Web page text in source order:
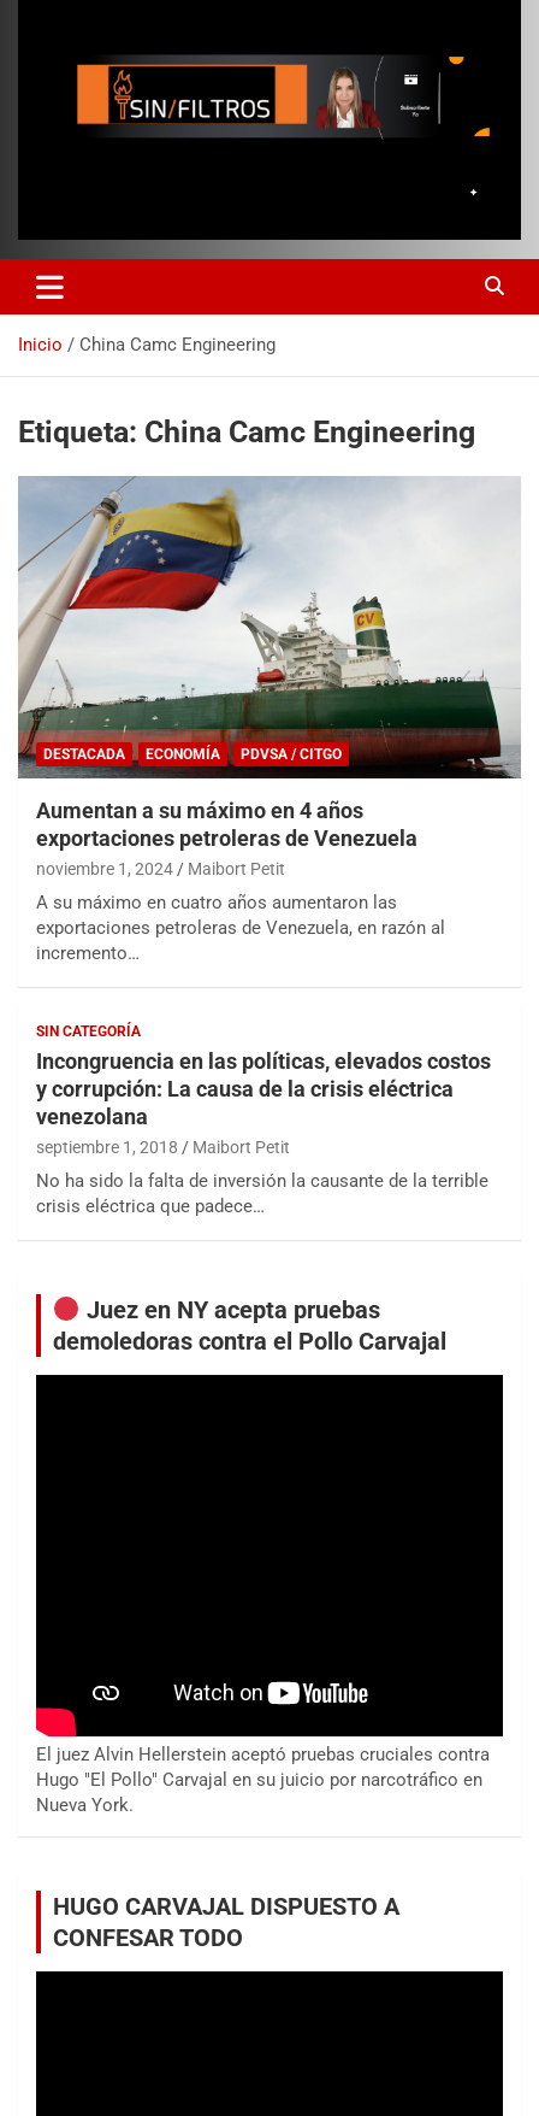
Inicio China Camc Engineering
Etiqueta: China Camc Engineering
DESTACADA ECONOMÍA PDVSA / CITGO
Aumentan a su máximo en 4 años
exportaciones petroleras de Venezuela
noviembre 1, 2024 Maibort Petit
A su máximo en cuatro años aumentaron las
exportaciones petroleras de Venezuela, en razón al
incremento…
SIN CATEGORÍA
Incongruencia en las políticas, elevados costos
y corrupción: La causa de la crisis eléctrica
venezolana
septiembre 1, 2018 Maibort Petit
No ha sido la falta de inversión la causante de la terrible
crisis eléctrica que padece…
Juez en NY acepta pruebas
demoledoras contra el Pollo Carvajal
El juez Alvin Hellerstein aceptó pruebas cruciales contra
Hugo "El Pollo" Carvajal en su juicio por narcotráfico en
Nueva York.
HUGO CARVAJAL DISPUESTO A
CONFESAR TODO